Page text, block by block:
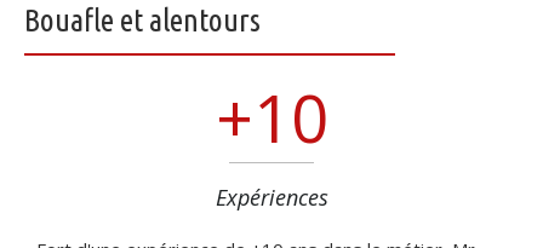
Bouafle et alentours
+10
Expériences